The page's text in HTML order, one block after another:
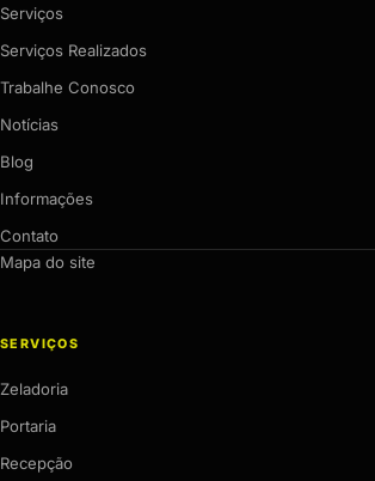
Serviços
Serviços Realizados
Trabalhe Conosco
Notícias
Blog
Informações
Contato
Mapa do site
SERVIÇOS
Zeladoria
Portaria
Recepção